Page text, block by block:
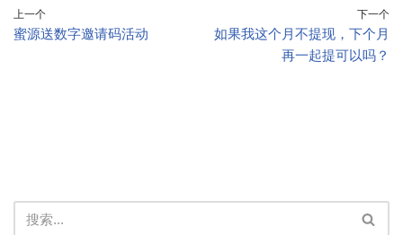
上一个
蜜源送数字邀请码活动
下一个
如果我这个月不提现，下个月
再一起提可以吗？